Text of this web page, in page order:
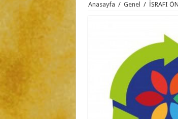
Anasayfa / Genel / İSRAFI